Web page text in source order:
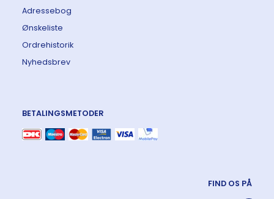
Adressebog
Ønskeliste
Ordrehistorik
Nyhedsbrev
BETALINGSMETODER
FIND OS PÅ